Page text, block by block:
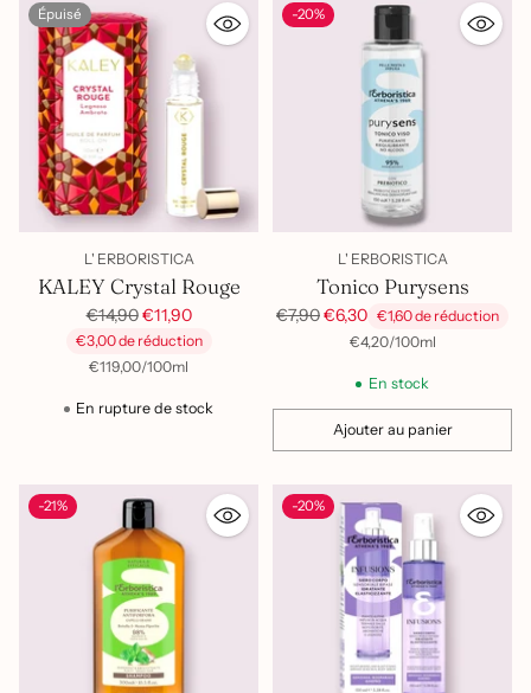
Épuisé
L' ERBORISTICA
KALEY Crystal Rouge
Prix
habituel
€14,90€11,90
€3,00 de réduction
Prix
€119,00/
par 100ml
En rupture de stock
-20%
L' ERBORISTICA
Tonico Purysens
Prix
€7,90€6,30 €1,60 de réduction
Prix
€4,20/
par 100ml
En stock
Ajouter au panier
Quantité
-21% -20%